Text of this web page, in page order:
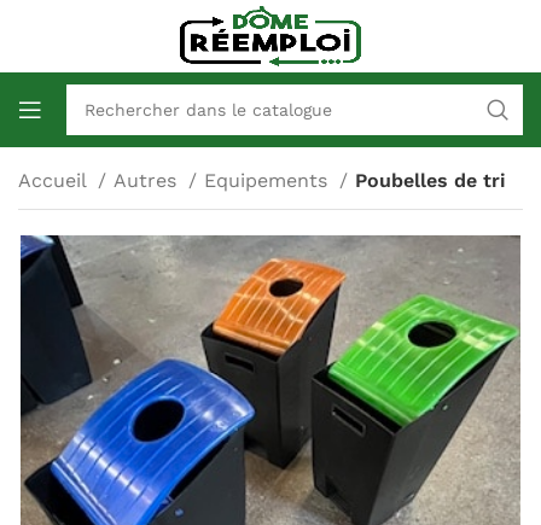
Accueil Autres Equipements Poubelles de tri